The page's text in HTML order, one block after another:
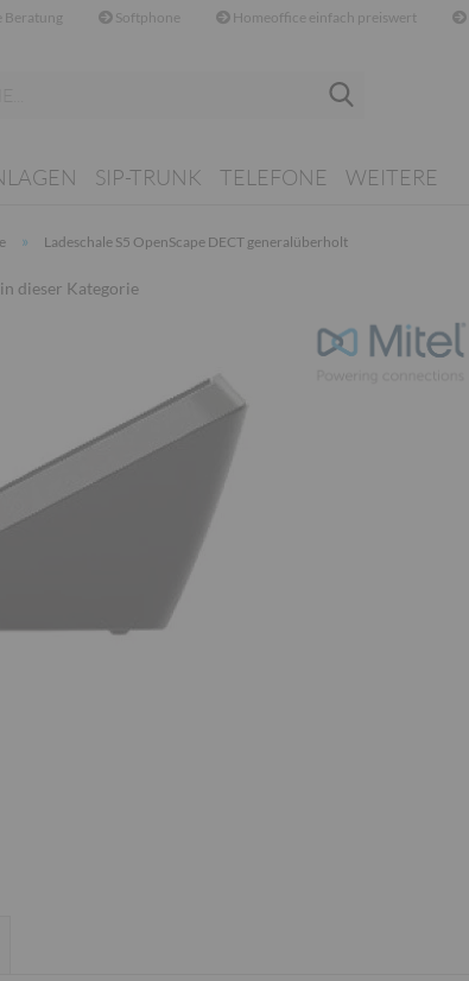
Beratung Softphone Homeoffice einfach preiswert
SIP-TRUNK TELEFONE WEITERE
» Ladeschale S5 OpenScape DECT generalüberholt
dieser Kategorie